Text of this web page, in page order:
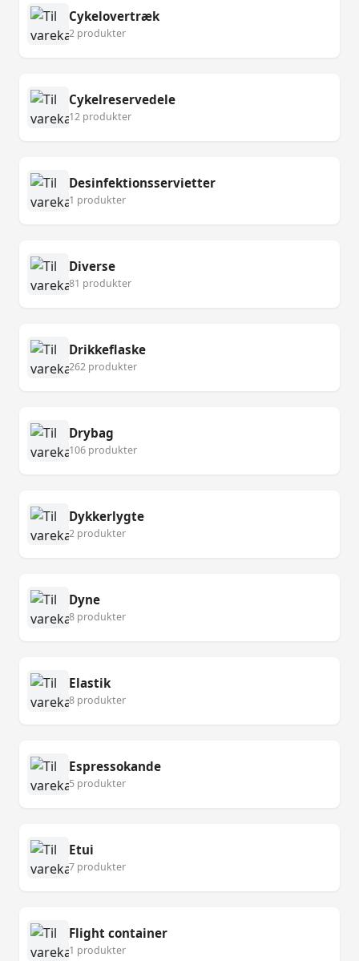
Cykelovertræk
2 produkter
Cykelreservedele
12 produkter
Desinfektionsservietter
1 produkter
Diverse
81 produkter
Drikkeflaske
262 produkter
Drybag
106 produkter
Dykkerlygte
2 produkter
Dyne
8 produkter
Elastik
8 produkter
Espressokande
5 produkter
Etui
7 produkter
Flight container
1 produkter